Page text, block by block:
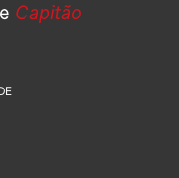
Capitão